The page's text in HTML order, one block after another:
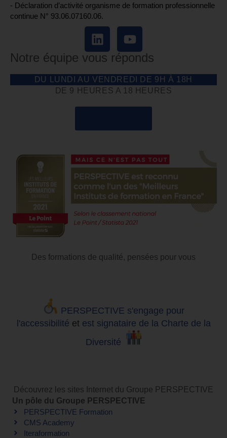
- Déclaration d’activité organisme de formation professionnelle
continue N° 93.06.07160.06.
Notre équipe vous réponds
DU LUNDI AU VENDREDI DE 9H À 18H
DE 9 HEURES A 18 HEURES
Des formations de qualité, pensées pour vous
PERSPECTIVE s'engage pour
l'accessibilité et est signataire de la Charte de la
Diversité
Découvrez les sites Internet du Groupe PERSPECTIVE
Un pôle du Groupe PERSPECTIVE
PERSPECTIVE Formation
CMS Academy
Iteraformation